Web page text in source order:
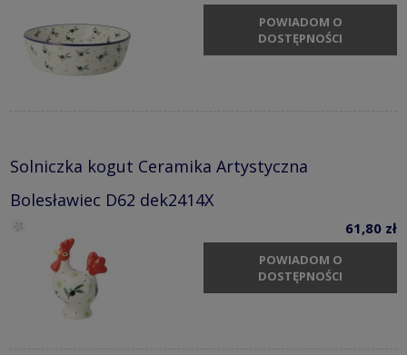
POWIADOM O
DOSTĘPNOŚCI
Solniczka kogut Ceramika Artystyczna
Bolesławiec D62 dek2414X
61,80 zł
POWIADOM O
DOSTĘPNOŚCI